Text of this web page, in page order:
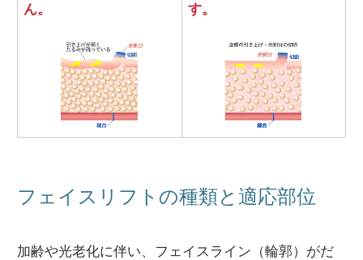
ん。
す。
フェイスリフトの種類と適応部位
加齢や光老化に伴い、フェイスライン（輪郭）がだ